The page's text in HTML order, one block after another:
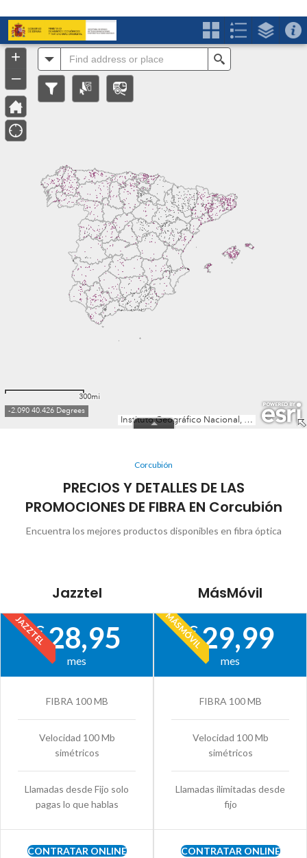
Corcubión
PRECIOS Y DETALLES DE LAS
PROMOCIONES DE FIBRA EN Corcubión
Encuentra los mejores productos disponibles en fibra óptica
Jazztel
JAZZTEL
€28,95
mes
FIBRA 100 MB
Velocidad 100 Mb
simétricos
Llamadas desde Fijo solo
pagas lo que hablas
CONTRATAR ONLINE
MásMóvil
MÁSMÓVIL
€29,99
mes
FIBRA 100 MB
Velocidad 100 Mb
simétricos
Llamadas ilimitadas desde
fijo
CONTRATAR ONLINE